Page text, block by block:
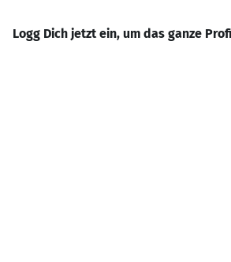
Logg Dich jetzt ein, um das ganze